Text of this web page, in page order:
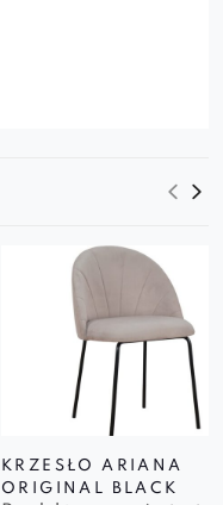
KRZESŁO ARIANA
ORIGINAL BLACK